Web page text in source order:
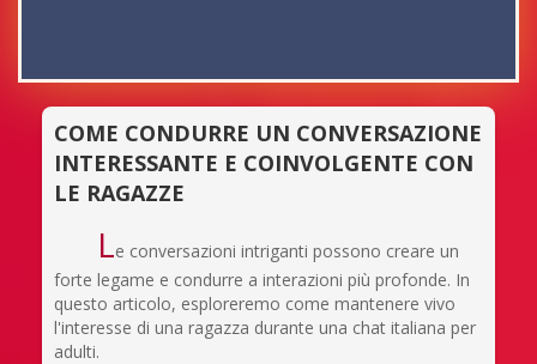
COME CONDURRE UN CONVERSAZIONE
INTERESSANTE E COINVOLGENTE CON
LE RAGAZZE
Le conversazioni intriganti possono creare un
forte legame e condurre a interazioni più profonde. In
questo articolo, esploreremo come mantenere vivo
l'interesse di una ragazza durante una chat italiana per
adulti.